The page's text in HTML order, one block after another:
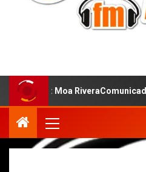
Moa RiveraComunicado de prensa